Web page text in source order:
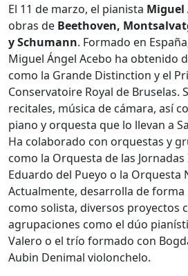
El 11 de marzo, el pianista Miguel
obras de Beethoven,
y Schumann. Formado en
Miguel Ángel Acebo ha obtenido
como la Grande Distinction y el
Conservatoire Royal de Bruselas.
recitales, música de cámara, así
piano y orquesta que lo llevan a
Ha colaborado con orquestas y
como la Orquesta de las
Eduardo del Pueyo o la Orquesta
Actualmente, desarrolla de forma
como solista, diversos proyectos
agrupaciones como el dúo
Valero o el trío formado con
Aubin Denimal violonchelo.